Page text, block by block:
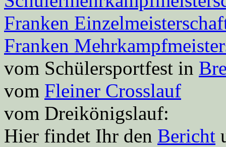
Franken
Franken
vom Schülersportfest in
vom Fleiner Crosslauf
vom Dreikönigslauf:
Hier findet Ihr den Bericht